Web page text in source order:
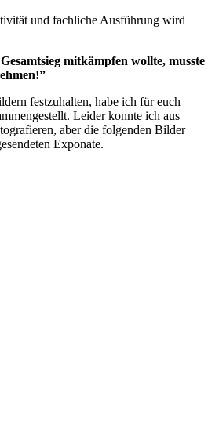
und fachliche Ausführung wird
mitkämpfen wollte, musste
festzuhalten, habe ich für euch
Leider konnte ich aus
aber die folgenden Bilder
Exponate.